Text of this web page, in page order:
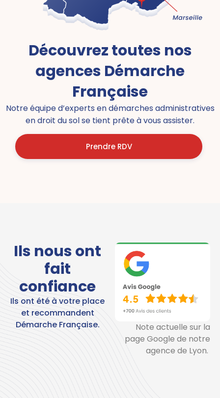
Découvrez toutes nos
agences Démarche
Française
Notre équipe d’experts en démarches administratives
en droit du sol se tient prête à vous assister.
Prendre RDV
Ils nous ont
fait
confiance
Ils ont été à votre place
et recommandent
Démarche Française.
Note actuelle sur la
page Google de notre
agence de Lyon.